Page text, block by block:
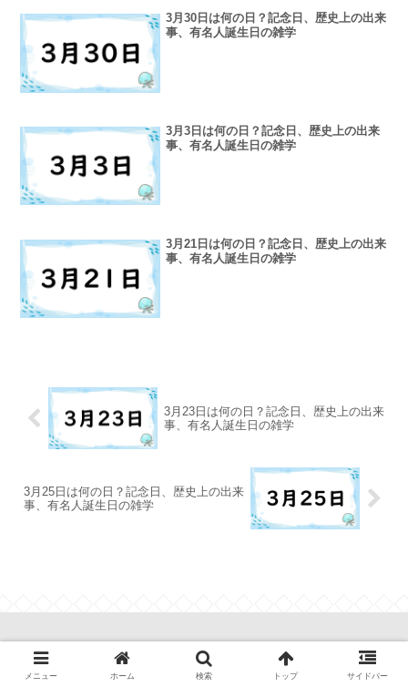
3月30日は何の日？記念日、歴史上の出来
事、有名人誕生日の雑学
3月3日は何の日？記念日、歴史上の出来
事、有名人誕生日の雑学
3月21日は何の日？記念日、歴史上の出来
事、有名人誕生日の雑学
3月23日は何の日？記念日、歴史上の出来
事、有名人誕生日の雑学
3月25日は何の日？記念日、歴史上の出来
事、有名人誕生日の雑学
ちえの雑学
メニュー ホーム 検索 トップ サイドバー